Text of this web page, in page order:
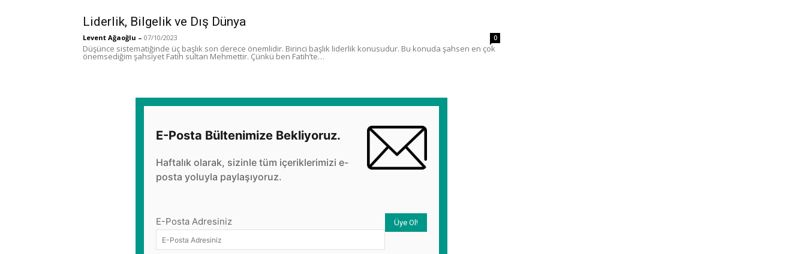
Liderlik, Bilgelik ve Dış Dünya
Levent Ağaoğlu – 07/10/2023 0
Düşünce sistematiğinde üç başlık son derece önemlidir. Birinci başlık liderlik konusudur. Bu konuda şahsen en çok
önemsediğim şahsiyet Fatih sultan Mehmettir. Çünkü ben Fatih’te…
E-Posta Bültenimize Bekliyoruz.
Haftalık olarak, sizinle tüm içeriklerimizi e-
posta yoluyla paylaşıyoruz.
E-Posta Adresiniz